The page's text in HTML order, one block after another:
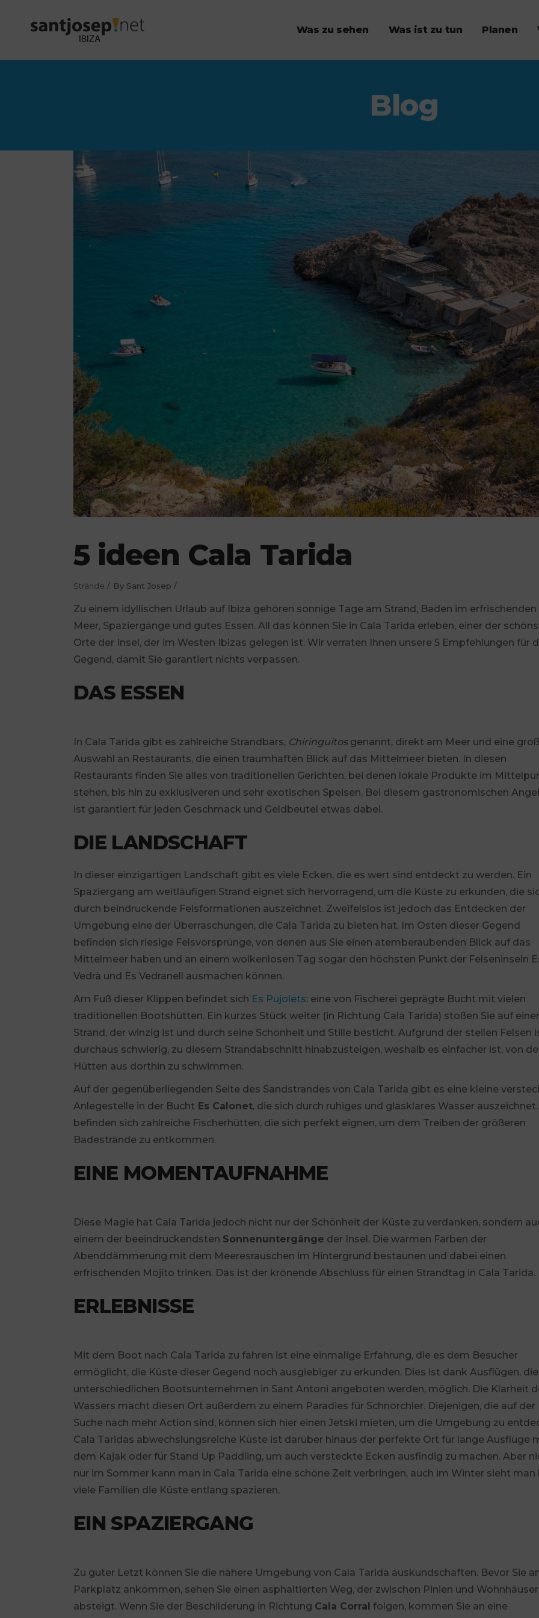
Was zu sehen Was ist zu tun Planen
Blog
5 ideen Cala Tarida
Strände By Sant Josep
Zu einem idyllischen Urlaub auf Ibiza gehören sonnige Tage am Strand, Baden im erfrischenden
Meer, Spaziergänge und gutes Essen. All das können Sie in Cala Tarida erleben, einer der
Orte der Insel, der im Westen Ibizas gelegen ist. Wir verraten Ihnen unsere 5 Empfehlungen für
Gegend, damit Sie garantiert nichts verpassen.
DAS ESSEN
In Cala Tarida gibt es zahlreiche Strandbars, Chiringuitosgenannt, direkt am Meer und eine
Auswahl an Restaurants, die einen traumhaften Blick auf das Mittelmeer bieten. In diesen
Restaurants finden Sie alles von traditionellen Gerichten, bei denen lokale Produkte im
stehen, bis hin zu exklusiveren und sehr exotischen Speisen. Bei diesem gastronomischen
ist garantiert für jeden Geschmack und Geldbeutel etwas dabei.
DIE LANDSCHAFT
In dieser einzigartigen Landschaft gibt es viele Ecken, die es wert sind entdeckt zu werden. Ein
Spaziergang am weitläufigen Strand eignet sich hervorragend, um die Küste zu erkunden, die
durch beindruckende Felsformationen auszeichnet. Zweifelslos ist jedoch das Entdecken der
Umgebung eine der Überraschungen, die Cala Tarida zu bieten hat. Im Osten dieser Gegend
befinden sich riesige Felsvorsprünge, von denen aus Sie einen atemberaubenden Blick auf das
Mittelmeer haben und an einem wolkenlosen Tag sogar den höchsten Punkt der Felseninseln
Vedrà und Es Vedranell ausmachen können.
Am Fuß dieser Klippen befindet sich Es Pujolets: eine von Fischerei geprägte Bucht mit vielen
traditionellen Bootshütten. Ein kurzes Stück weiter (in Richtung Cala Tarida) stoßen Sie auf
Strand, der winzig ist und durch seine Schönheit und Stille besticht. Aufgrund der steilen Felsen
durchaus schwierig, zu diesem Strandabschnitt hinabzusteigen, weshalb es einfacher ist, von
Hütten aus dorthin zu schwimmen.
Auf der gegenüberliegenden Seite des Sandstrandes von Cala Tarida gibt es eine kleine
Anlegestelle in der Bucht Es Calonet, die sich durch ruhiges und glasklares Wasser
befinden sich zahlreiche Fischerhütten, die sich perfekt eignen, um dem Treiben der größeren
Badestrände zu entkommen.
EINE MOMENTAUFNAHME
Diese Magie hat Cala Tarida jedoch nicht nur der Schönheit der Küste zu verdanken, sondern
einem der beeindruckendsten Sonnenuntergänge der Insel. Die warmen Farben der
Abenddämmerung mit dem Meeresrauschen im Hintergrund bestaunen und dabei einen
erfrischenden Mojito trinken. Das ist der krönende Abschluss für einen Strandtag in Cala Tarida.
ERLEBNISSE
Mit dem Boot nach Cala Tarida zu fahren ist eine einmalige Erfahrung, die es dem Besucher
ermöglicht, die Küste dieser Gegend noch ausgiebiger zu erkunden. Dies ist dank Ausflügen,
unterschiedlichen Bootsunternehmen in Sant Antoni angeboten werden, möglich. Die Klarheit
Wassers macht diesen Ort außerdem zu einem Paradies für Schnorchler. Diejenigen, die auf der
Suche nach mehr Action sind, können sich hier einen Jetski mieten, um die Umgebung zu
Cala Taridas abwechslungsreiche Küste ist darüber hinaus der perfekte Ort für lange Ausflüge
dem Kajak oder für Stand Up Paddling, um auch versteckte Ecken ausfindig zu machen. Aber
nur im Sommer kann man in Cala Tarida eine schöne Zeit verbringen, auch im Winter sieht man
viele Familien die Küste entlang spazieren.
EIN SPAZIERGANG
Zu guter Letzt können Sie die nähere Umgebung von Cala Tarida auskundschaften. Bevor Sie
Parkplatz ankommen, sehen Sie einen asphaltierten Weg, der zwischen Pinien und
absteigt. Wenn Sie der Beschilderung in Richtung Cala Corral folgen, kommen Sie an eine